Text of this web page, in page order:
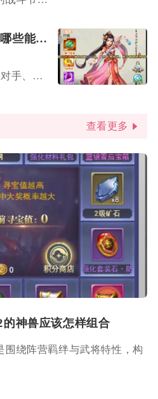
大掌门2绝世武功有哪些能让人臣服
在大掌门2里能够压制对手、迫使敌方阵容无力反抗从而达成臣服效...
查看更多
的神兽应该怎样组合
围绕阵营羁绊与武将特性，构